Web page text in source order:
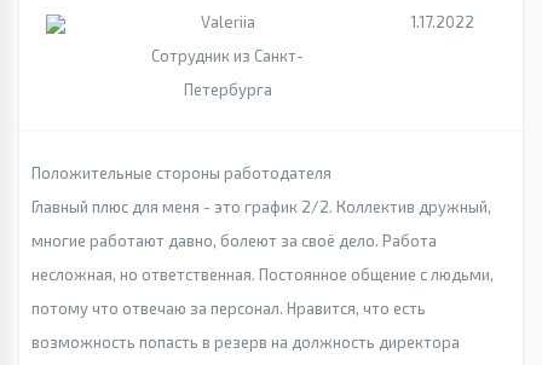
Valeriia
Сотрудник из Санкт-
Петербурга
1.17.2022
Положительные стороны работодателя
Главный плюс для меня - это график 2/2. Коллектив дружный,
многие работают давно, болеют за своё дело. Работа
несложная, но ответственная. Постоянное общение с людьми,
потому что отвечаю за персонал. Нравится, что есть
возможность попасть в резерв на должность директора